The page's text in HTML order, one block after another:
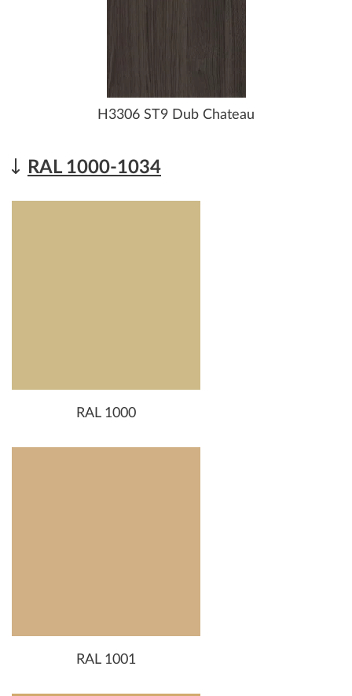
H3306 ST9 Dub Chateau
RAL 1000-1034
RAL 1000
RAL 1001